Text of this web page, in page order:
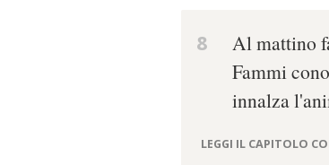
8
Al mattino
Fammi
innalza
LEGGI IL CAPITOLO